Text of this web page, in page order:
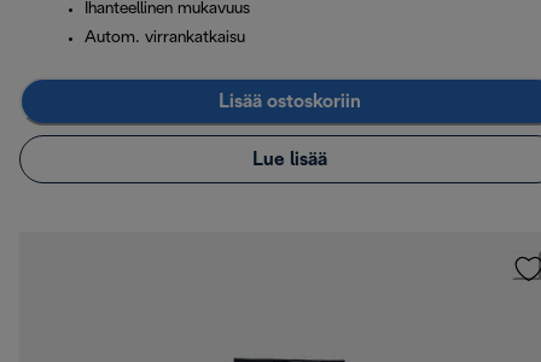
Ihanteellinen mukavuus
Autom. virrankatkaisu
Lisää ostoskoriin
Lue lisää